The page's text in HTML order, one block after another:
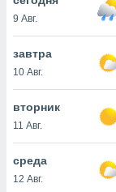
действия
на веб-
основе.
нашей
9 Авг.
завтра
10 Авг.
вторник
11 Авг.
среда
12 Авг.